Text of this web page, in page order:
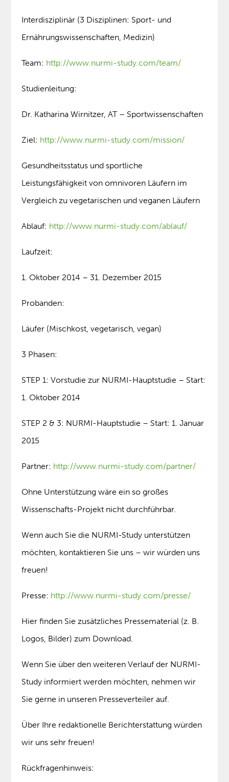
Interdisziplinär (3 Disziplinen: Sport- und
Ernährungswissenschaften, Medizin)
Team: http://www.nurmi-study.com/team/
Studienleitung:
Dr. Katharina Wirnitzer, AT – Sportwissenschaften
Ziel: http://www.nurmi-study.com/mission/
Gesundheitsstatus und sportliche
Leistungsfähigkeit von omnivoren Läufern im
Vergleich zu vegetarischen und veganen Läufern
Ablauf: http://www.nurmi-study.com/ablauf/
Laufzeit:
1. Oktober 2014 – 31. Dezember 2015
Probanden:
Läufer (Mischkost, vegetarisch, vegan)
3 Phasen:
STEP 1: Vorstudie zur NURMI-Hauptstudie – Start:
1. Oktober 2014
STEP 2 & 3: NURMI-Hauptstudie – Start: 1. Januar
2015
Partner: http://www.nurmi-study.com/partner/
Ohne Unterstützung wäre ein so großes
Wissenschafts-Projekt nicht durchführbar.
Wenn auch Sie die NURMI-Study unterstützen
möchten, kontaktieren Sie uns – wir würden uns
freuen!
Presse: http://www.nurmi-study.com/presse/
Hier finden Sie zusätzliches Pressematerial (z. B.
Logos, Bilder) zum Download.
Wenn Sie über den weiteren Verlauf der NURMI-
Study informiert werden möchten, nehmen wir
Sie gerne in unseren Presseverteiler auf.
Über Ihre redaktionelle Berichterstattung würden
wir uns sehr freuen!
Rückfragenhinweis: